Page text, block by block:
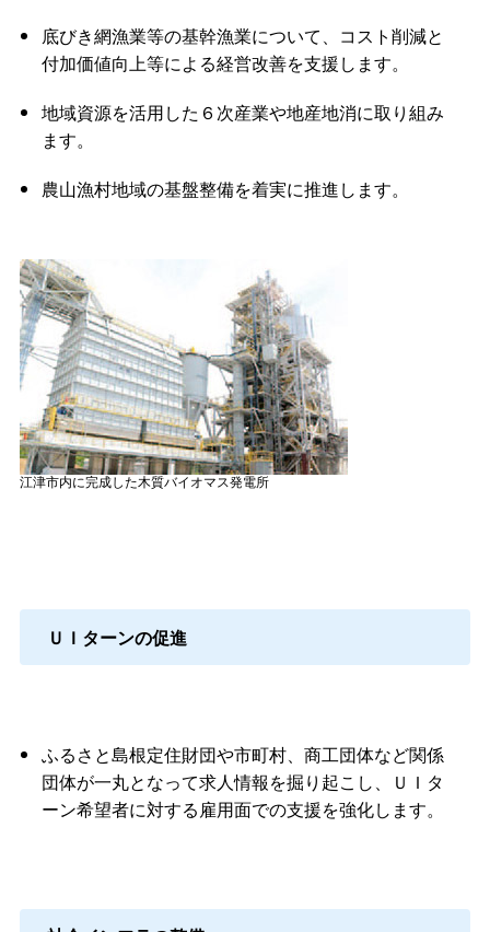
底びき網漁業等の基幹漁業について、コスト削減と
付加価値向上等による経営改善を支援します。
地域資源を活用した６次産業や地産地消に取り組み
ます。
農山漁村地域の基盤整備を着実に推進します。
江津市内に完成した木質バイオマス発電所
ＵＩターンの促進
ふるさと島根定住財団や市町村、商工団体など関係
団体が一丸となって求人情報を掘り起こし、ＵＩタ
ーン希望者に対する雇用面での支援を強化します。